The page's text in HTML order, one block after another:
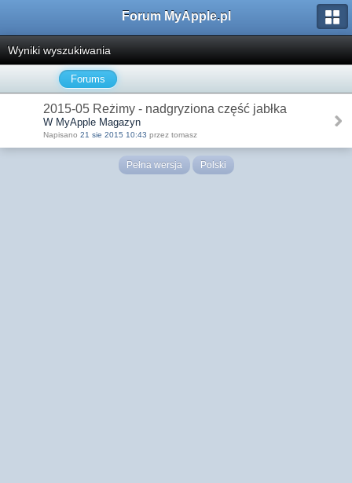
Forum MyApple.pl
Wyniki wyszukiwania
Forums
2015-05 Reżimy - nadgryziona część jabłka
W MyApple Magazyn
Napisano 21 sie 2015 10:43 przez tomasz
Pełna wersja Polski